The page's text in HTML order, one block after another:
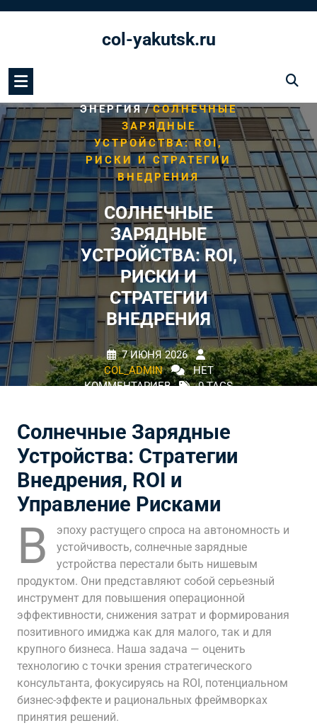
col-yakutsk.ru
ЭНЕРГИЯ/СОЛНЕЧНЫЕ
ЗАРЯДНЫЕ
УСТРОЙСТВА: ROI,
РИСКИ И СТРАТЕГИИ
ВНЕДРЕНИЯ
СОЛНЕЧНЫЕ
ЗАРЯДНЫЕ
УСТРОЙСТВА: ROI,
РИСКИ И
СТРАТЕГИИ
ВНЕДРЕНИЯ
7 ИЮНЯ 2026
COL_ADMIN
НЕТ
КОММЕНТАРИЕВ
0 TAGS
Солнечные Зарядные
Устройства: Стратегии
Внедрения, ROI и
Управление Рисками
В
эпоху растущего спроса на автономность и
устойчивость, солнечные зарядные
устройства перестали быть нишевым
продуктом. Они представляют собой серьезный
инструмент для повышения операционной
эффективности, снижения затрат и формирования
позитивного имиджа как для малого, так и для
крупного бизнеса. Наша задача — оценить
технологию с точки зрения стратегического
консультанта, фокусируясь на ROI, потенциальном
бизнес-эффекте и рациональных фреймворках
принятия решений.